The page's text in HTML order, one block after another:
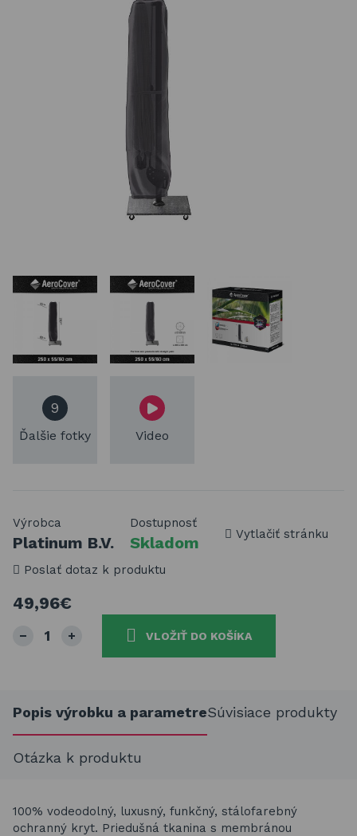
9
Ďalšie fotky Video
Výrobca
Platinum B.V.
Dostupnosť
Skladom Vytlačiť stránku
Poslať dotaz k produktu
49,96€
VLOŽIŤ DO KOŠÍKA
Popis výrobku a parametreSúvisiace produkty
Otázka k produktu
100% vodeodolný, luxusný, funkčný, stálofarebný
ochranný kryt. Priedušná tkanina s membránou